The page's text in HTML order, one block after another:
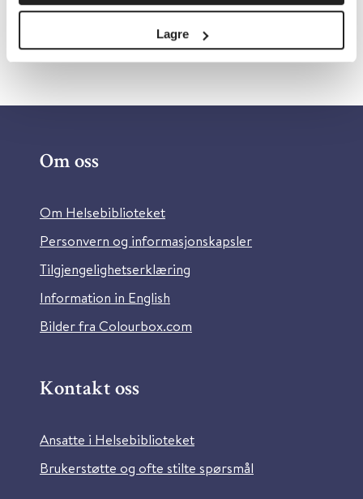
Lagre
Skriv ut
Om oss
Om Helsebiblioteket
Personvern og informasjonskapsler
Tilgjengelighetserklæring
Information in English
Bilder fra Colourbox.com
Kontakt oss
Ansatte i Helsebiblioteket
Brukerstøtte og ofte stilte spørsmål